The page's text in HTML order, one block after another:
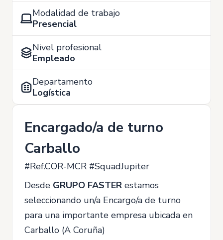
Modalidad de trabajo
Presencial
Nivel profesional
Empleado
Departamento
Logística
Encargado/a de turno
Carballo
#Ref.COR-MCR #SquadJupiter
Desde GRUPO FASTER estamos
seleccionando un/a Encargo/a de turno
para una importante empresa ubicada en
Carballo (A Coruña)